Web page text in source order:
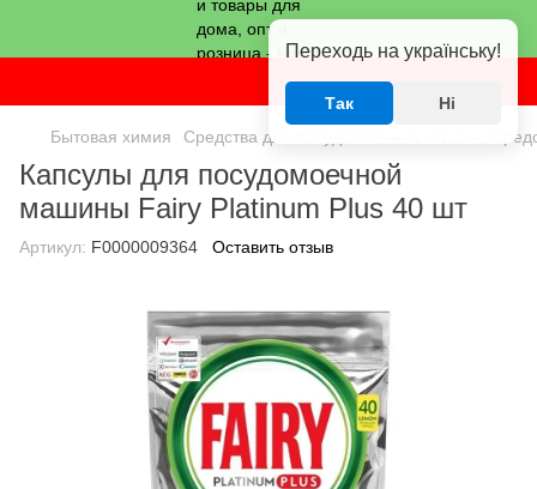
Бытовая химия Средства для посудомоечных машин
Капсулы для посудомоечной
машины Fairy Platinum Plus 40 шт
Артикул: F0000009364 Оставить отзыв
Переходь на українську!
Так Ні